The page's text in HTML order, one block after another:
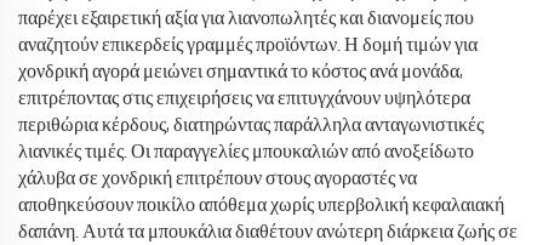
παρέχει εξαιρετική αξία για λιανοπωλητές και διανομείς που
αναζητούν επικερδείς γραμμές προϊόντων. Η δομή τιμών για
χονδρική αγορά μειώνει σημαντικά το κόστος ανά μονάδα,
επιτρέποντας στις επιχειρήσεις να επιτυγχάνουν υψηλότερα
περιθώρια κέρδους, διατηρώντας παράλληλα ανταγωνιστικές
λιανικές τιμές. Οι παραγγελίες μπουκαλιών από ανοξείδωτο
χάλυβα σε χονδρική επιτρέπουν στους αγοραστές να
αποθηκεύσουν ποικίλο απόθεμα χωρίς υπερβολική κεφαλαιακή
δαπάνη. Αυτά τα μπουκάλια διαθέτουν ανώτερη διάρκεια ζωής σε